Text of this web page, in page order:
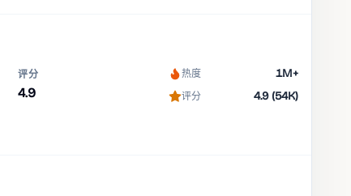
评分
4.9
热度 1M+
评分 4.9 (54K)